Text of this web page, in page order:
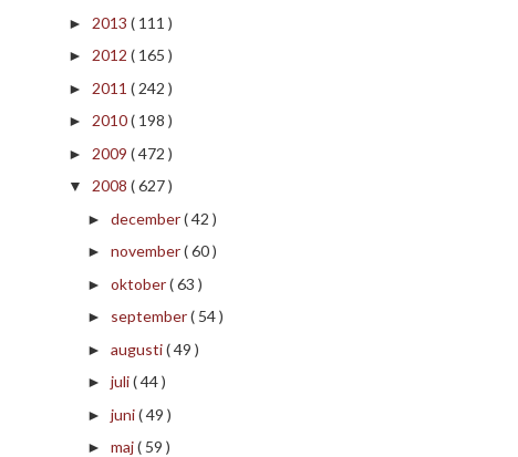
► 2013 ( 111 )
► 2012 ( 165 )
► 2011 ( 242 )
► 2010( 198 )
► 2009 ( 472 )
▼ 2008 ( 627 )
► december( 42 )
► november( 60 )
► oktober( 63 )
► september( 54 )
► augusti( 49 )
► juli( 44 )
► juni( 49 )
► maj( 59 )